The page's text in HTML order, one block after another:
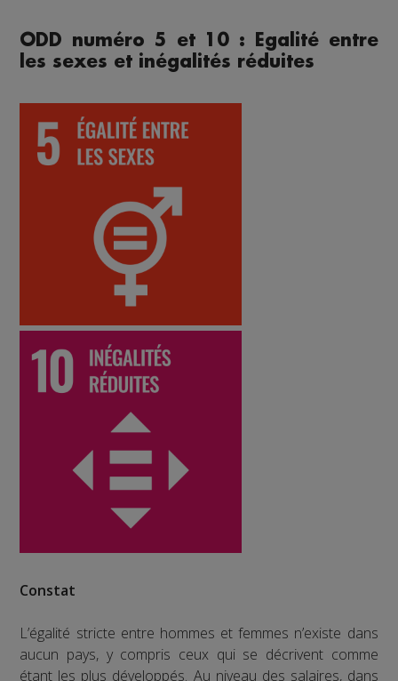
ODD numéro 5 et 10 : Egalité entre
les sexes et inégalités réduites
Constat
L’égalité stricte entre hommes et femmes n’existe dans
aucun pays, y compris ceux qui se décrivent comme
étant les plus développés. Au niveau des salaires, dans